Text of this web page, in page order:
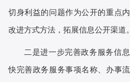
切身利益的问题作为公开的重点
改进方式方法，拓展信息公开渠道。
二是进一步完善政务服务信息
快完善政务服务事项名称、办事